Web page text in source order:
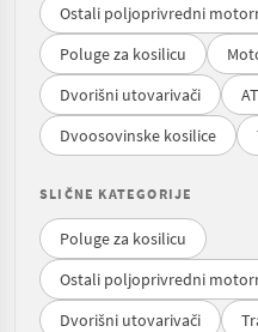
Ostali poljoprivredni
Poluge za kosilicu
Dvorišni utovarivači
Dvoosovinske kosilice
SLIČNE KATEGORIJE
Poluge za kosilicu
Ostali poljoprivredni
Dvorišni utovarivači